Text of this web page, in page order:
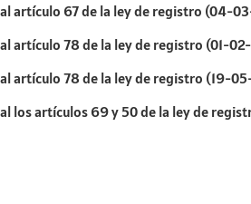
artículo 67 de la ley de registro (04-
artículo 78 de la ley de registro (01-02-
artículo 78 de la ley de registro (19-05-
los artículos 69 y 50 de la ley de